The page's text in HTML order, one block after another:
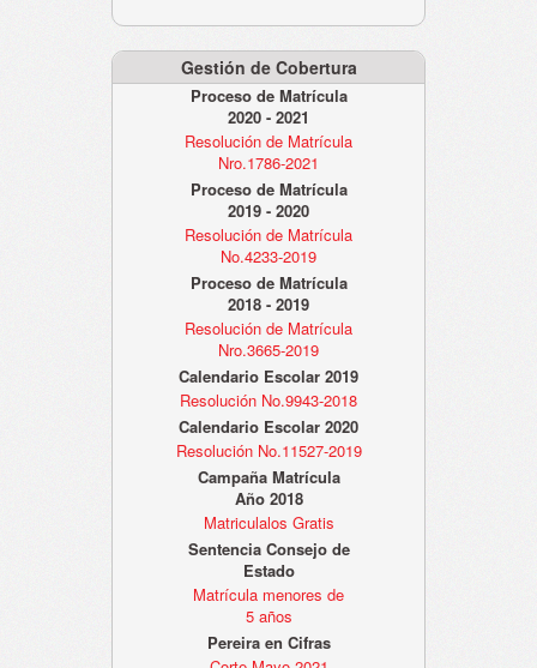
Gestión de Cobertura
Proceso de Matrícula
2020 - 2021
Resolución de Matrícula
Nro.1786-2021
Proceso de Matrícula
2019 - 2020
Resolución de Matrícula
No.4233-2019
Proceso de Matrícula
2018 - 2019
Resolución de Matrícula
Nro.3665-2019
Calendario Escolar 2019
Resolución No.9943-2018
Calendario Escolar 2020
Resolución No.11527-2019
Campaña Matrícula
Año 2018
Matriculalos Gratis
Sentencia Consejo de
Estado
Matrícula menores de
5 años
Pereira en Cifras